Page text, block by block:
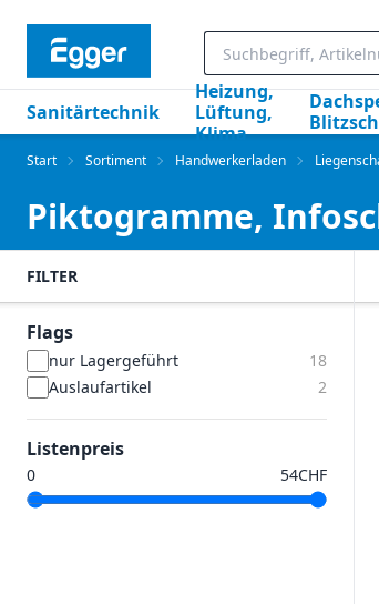
Sanitärtechnik
Heizung,
Lüftung,
Klima
Start Sortiment Handwerkerladen
Piktogramme,
FILTER
Flags
nur Lagergeführt
18
Auslaufartikel
2
Listenpreis
CHF